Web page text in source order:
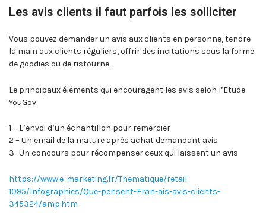
Les avis clients il faut parfois les solliciter
Vous pouvez demander un avis aux clients en personne, tendre
la main aux clients réguliers, offrir des incitations sous la forme
de goodies ou de ristourne.
Le principaux éléments qui encouragent les avis selon l’Etude
YouGov.
1 – L’envoi d’un échantillon pour remercier
2 – Un email de la mature après achat demandant avis
3- Un concours pour récompenser ceux qui laissent un avis
https://www.e-marketing.fr/Thematique/retail-
1095/Infographies/Que-pensent-Fran-ais-avis-clients-
345324/amp.htm